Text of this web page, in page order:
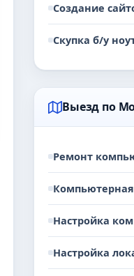
Создание
Скупка б/у
Выезд по
Ремонт
Настройка
Настройка